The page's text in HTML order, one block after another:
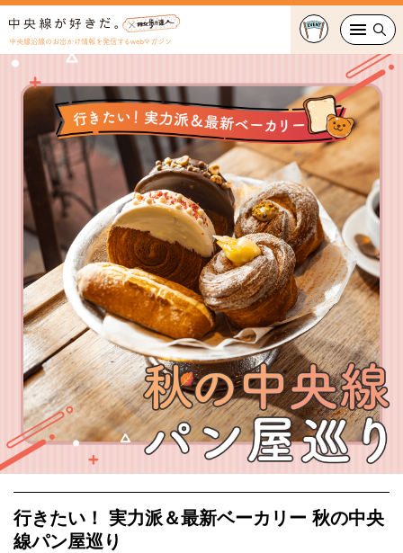
中央線沿線のお出かけ情報を発信するwebマガジン
グルメ・カフェ
スイーツ・テイクアウト
おでかけ
ショッピング
中央線カルチャー
特集
連載
中央線フェス
イベント情報
駅から 探す
行きたい！ 実力派＆最新ベーカリー 秋の中央
線パン屋巡り